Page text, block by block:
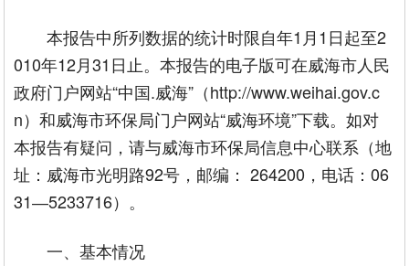
本报告中所列数据的统计时限自年1月1日起至2
010年12月31日止。本报告的电子版可在威海市人民
政府门户网站“中国.威海”（http://www.weihai.gov.c
n）和威海市环保局门户网站“威海环境”下载。如对
本报告有疑问，请与威海市环保局信息中心联系（地
址：威海市光明路92号，邮编： 264200，电话：06
31―5233716）。
一、基本情况